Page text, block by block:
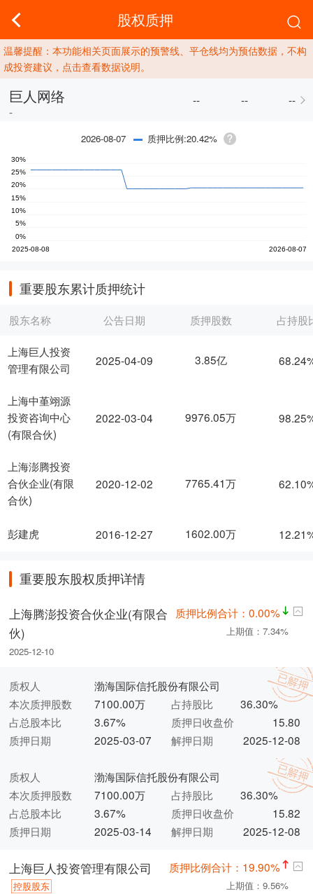
股权质押
温馨提醒：本功能相关页面展示的预警线、平仓线均为预估数据，不构
成投资建议，点击查看数据说明。
巨人网络
-
-- -- --
2026-08-07 质押比例:20.42%
重要股东累计质押统计
股东名称
上海巨人投资
管理有限公司
上海中堇翊源
投资咨询中心
(有限合伙)
上海澎腾投资
合伙企业(有限
合伙)
彭建虎
公告日期 质押股数 占持股
2025-04-09 3.85亿
2022-03-04 9976.05万
2020-12-02 7765.41万
2016-12-27 1602.00万
重要股东股权质押详情
上海腾澎投资合伙企业(有限合
伙)
2025-12-10
质押比例合计：0.00%
上期值：7.34%
质权人
渤海国际信托股份有限公司
本次质押股数
7100.00万 占持股比
36.30%
占总股本比
3.67% 质押日收盘价
15.80
质押日期
2025-03-07 解押日期 2025-12-08
质权人
渤海国际信托股份有限公司
本次质押股数
7100.00万 占持股比
36.30%
占总股本比
3.67% 质押日收盘价
15.82
质押日期
2025-03-14 解押日期 2025-12-08
上海巨人投资管理有限公司
控股股东
质押比例合计：19.90%
上期值：9.56%